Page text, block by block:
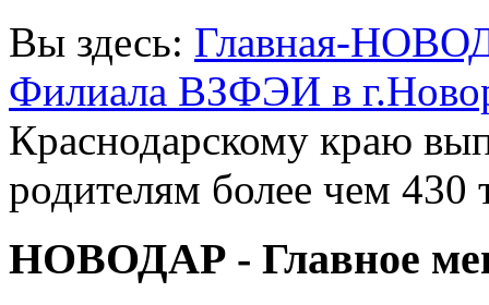
Вы здесь: Главная-
Филиала ВЗФЭИ в
Краснодарскому краю
родителям более чем
НОВОДАР - Главное